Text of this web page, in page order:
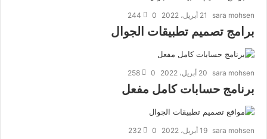
sara mohsen 21 أبريل، 2022 0
244
برامج تصميم تطبيقات الجوال
sara mohsen 20 أبريل، 2022 0
258
برنامج حسابات كامل مفعل
sara mohsen 19 أبريل، 2022 0
232